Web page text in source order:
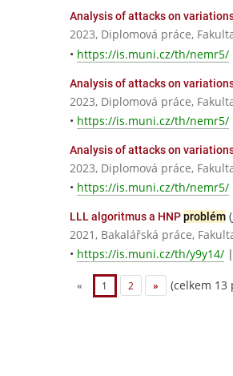
Analysis of attacks on
2023, Diplomová práce,
• https://is.muni.cz/th/nemr5/
Analysis of attacks on
2023, Diplomová práce,
• https://is.muni.cz/th/nemr5/
Analysis of attacks on
2023, Diplomová práce,
• https://is.muni.cz/th/nemr5/
LLL algoritmus a HNPproblém
2021, Bakalářská práce,
• https://is.muni.cz/th/y9y14/ |
« 1 2 » (celkem 13